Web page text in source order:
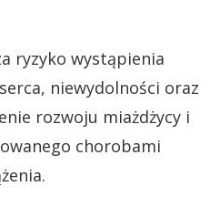
ryzyko wystąpienia
niewydolności oraz
rozwoju miażdżycy i
chorobami